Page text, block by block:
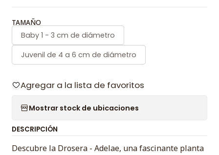
TAMAÑO
Baby 1 - 3 cm de diámetro
Juvenil de 4 a 6 cm de diámetro
Agregar a la lista de favoritos
Mostrar stock de ubicaciones
DESCRIPCIÓN
Descubre la Drosera - Adelae, una fascinante planta